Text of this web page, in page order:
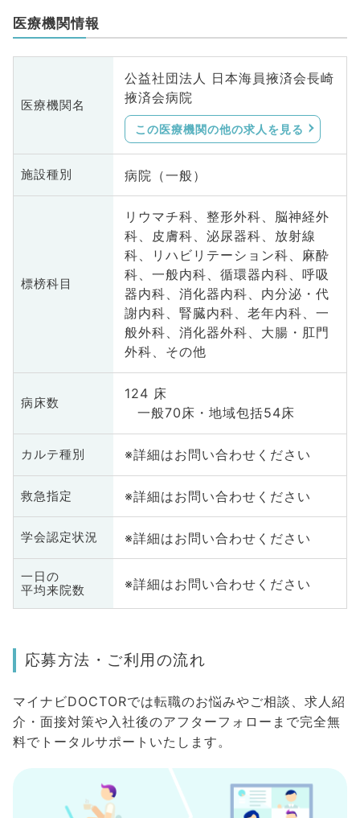
医療機関情報
医療機関名
公益社団法人 日本海員掖済会長崎
掖済会病院
この医療機関の他の求人を見る
施設種別 病院（一般）
標榜科目
リウマチ科、整形外科、脳神経外
科、皮膚科、泌尿器科、放射線
科、リハビリテーション科、麻酔
科、一般内科、循環器内科、呼吸
器内科、消化器内科、内分泌・代
謝内科、腎臓内科、老年内科、一
般外科、消化器外科、大腸・肛門
外科、その他
病床数
124 床
一般70床・地域包括54床
カルテ種別 ※詳細はお問い合わせください
救急指定 ※詳細はお問い合わせください
学会認定状況 ※詳細はお問い合わせください
一日の
平均来院数
※詳細はお問い合わせください
応募方法・ご利用の流れ
マイナビDOCTORでは転職のお悩みやご相談、求人紹
介・面接対策や入社後のアフターフォローまで完全無
料でトータルサポートいたします。